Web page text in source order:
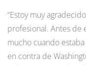
“Estoy muy
profesional. Antes de
mucho cuando
en contra de